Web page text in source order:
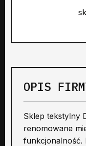
OPIS
Sklep tekstylny
renomowane
funkcjonalność.